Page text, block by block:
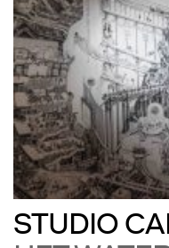
STUDIO